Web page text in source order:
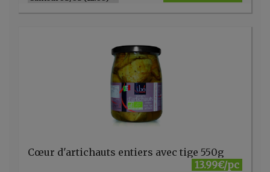
Cœur d'artichauts entiers avec tige 550g
13.99€/pc